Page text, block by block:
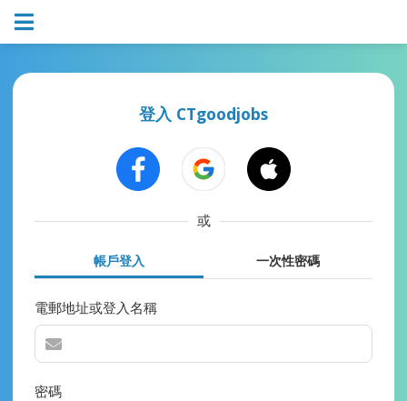
登入 CTgoodjobs
或
帳戶登入 一次性密碼
電郵地址或登入名稱
密碼